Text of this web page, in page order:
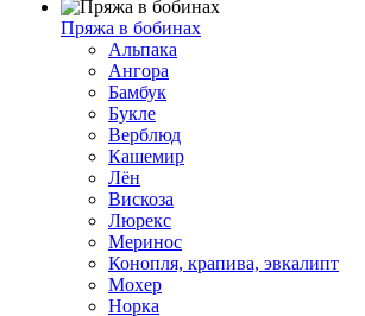
Пряжа в бобинах
Альпака
Ангора
Бамбук
Букле
Верблюд
Кашемир
Лён
Вискоза
Люрекс
Меринос
Конопля, крапива, эвкалипт
Мохер
Норка